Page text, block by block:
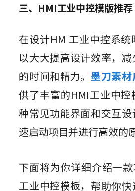
三、HMI工业中控模版推荐
在设计HMI工业中控系
以大大提高设计效率，
的时间和精力。 墨刀素材
供了丰富的HMI工业中控
种常见功能界面和交互
速启动项目并进行高效的
下面将为你详细介绍一
工业中控模板，帮助你